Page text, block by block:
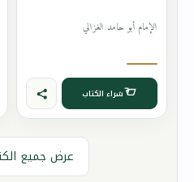
الإمام أبو حامد الغزالي
شراء الكتاب
عرض جميع